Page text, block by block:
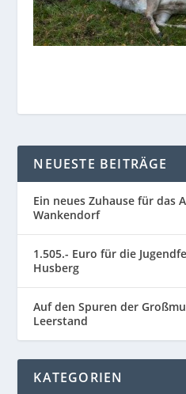
NEUESTE BEITRÄGE
Ein neues Zuhause für das
Wankendorf
1.505.- Euro für die
Husberg
Auf den Spuren der
Leerstand
KATEGORIEN